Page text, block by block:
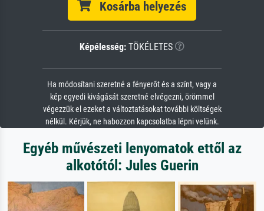
Kosárba helyezés
Képélesség: TÖKÉLETES
Ha módosítani szeretné a fényerőt és a színt, vagy a
kép egyedi kivágását szeretné elvégezni, örömmel
végezzük el ezeket a változtatásokat további költségek
nélkül. Kérjük, ne habozzon kapcsolatba lépni velünk.
Egyéb művészeti lenyomatok ettől az
alkotótól: Jules Guerin